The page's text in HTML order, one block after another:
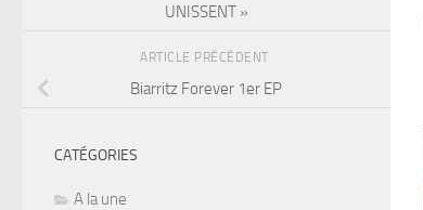
UNISSENT »
ARTICLE PRÉCÉDENT
Biarritz Forever 1er EP
CATÉGORIES
A la une